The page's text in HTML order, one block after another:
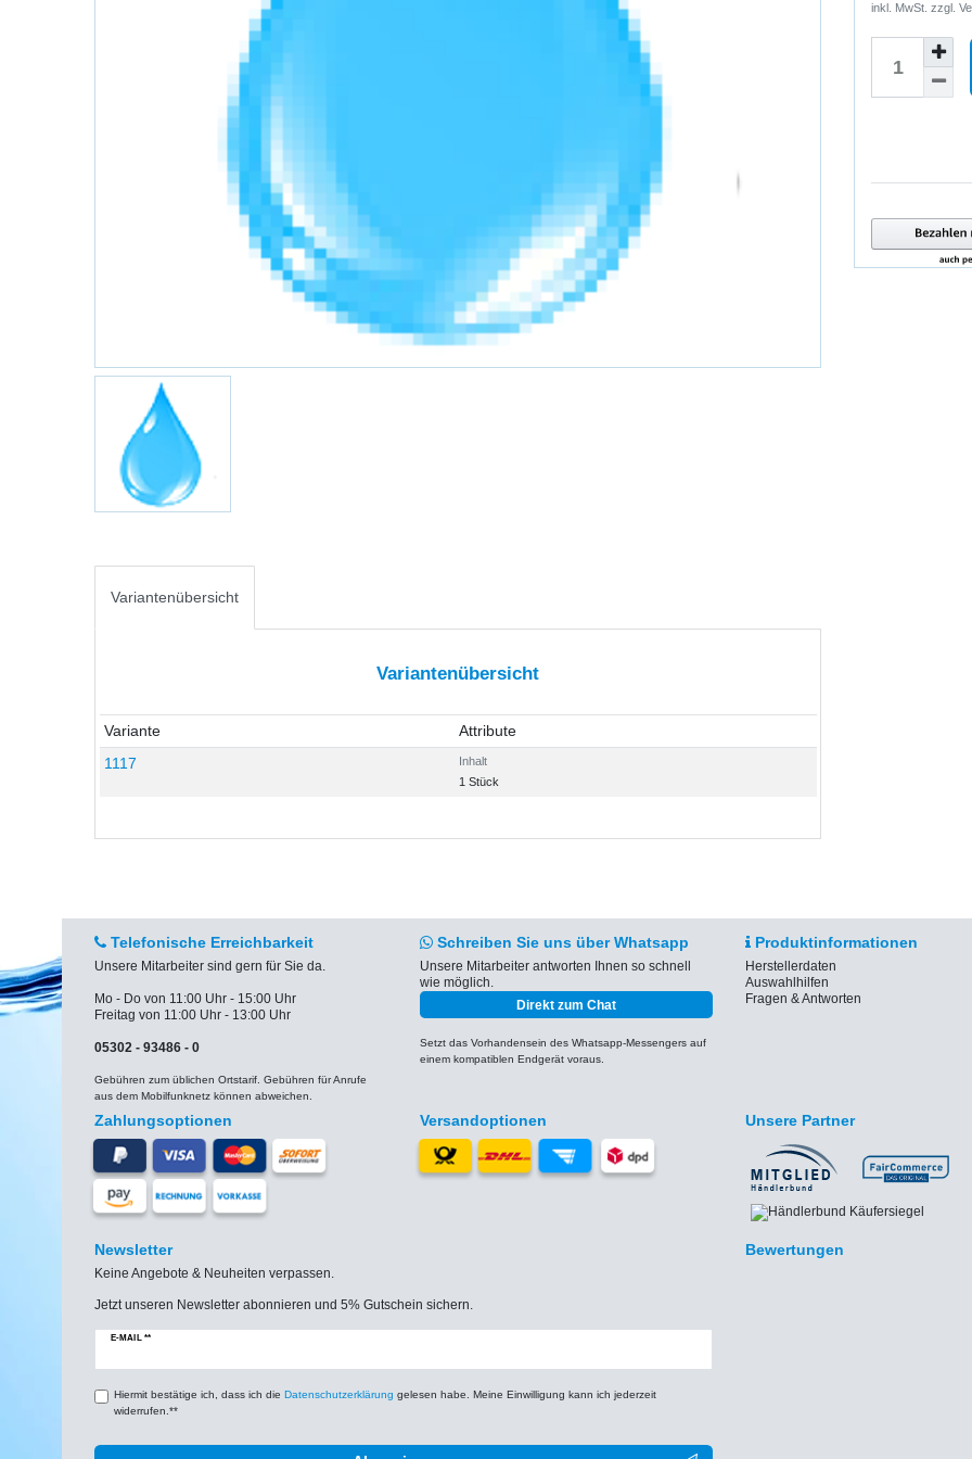
inkl. MwSt. zzgl.
Variantenübersicht
Variantenübersicht
Variante
Attribute
1117
Inhalt
1 Stück
Telefonische Erreichbarkeit
Unsere Mitarbeiter sind gern für Sie da.
Mo - Do von 11:00 Uhr - 15:00 Uhr
Freitag von 11:00 Uhr - 13:00 Uhr
05302 - 93486 - 0
Gebühren zum üblichen Ortstarif. Gebühren für Anrufe
aus dem Mobilfunknetz können abweichen.
Schreiben Sie uns über Whatsapp
Unsere Mitarbeiter antworten Ihnen so schnell
wie möglich.
Direkt zum Chat
Setzt das Vorhandensein des Whatsapp-Messengers auf
einem kompatiblen Endgerät voraus.
Produktinformationen
Herstellerdaten
Auswahlhilfen
Fragen & Antworten
Zahlungsoptionen Versandoptionen Unsere Partner
Newsletter
Keine Angebote & Neuheiten verpassen.
Jetzt unseren Newsletter abonnieren und 5% Gutschein sichern.
E-MAIL **
Newsletter
Hiermit bestätige ich, dass ich die Daten­schutz­erklärung gelesen habe. Meine Einwilligung kann ich jederzeit
widerrufen.**
Bewertungen